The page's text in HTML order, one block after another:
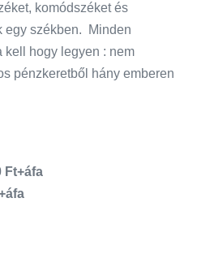
komódszéket és
egy székben. Minden
kell hogy legyen : nem
pénzkeretből hány emberen
Ft+áfa